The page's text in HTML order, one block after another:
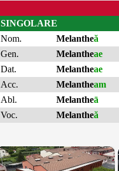
SINGOLARE
Nom.
Melantheă
Gen.
Melantheae
Dat.
Melantheae
Acc.
Melantheam
Abl.
Melantheā
Voc.
Melantheă
×